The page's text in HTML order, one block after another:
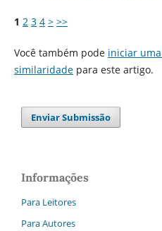
1 2 3 4 > >>
Você também pode iniciar
similaridadepara este artigo.
Enviar Submissão
Informações
Para Leitores
Para Autores